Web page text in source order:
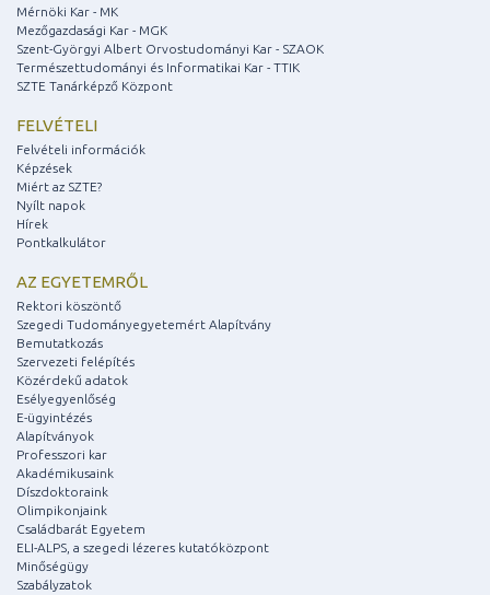
Mérnöki Kar - MK
Mezőgazdasági Kar - MGK
Szent-Györgyi Albert Orvostudományi Kar - SZAOK
Természettudományi és Informatikai Kar - TTIK
SZTE Tanárképző Központ
FELVÉTELI
Felvételi információk
Képzések
Miért az SZTE?
Nyílt napok
Hírek
Pontkalkulátor
AZ EGYETEMRŐL
Rektori köszöntő
Szegedi Tudományegyetemért Alapítvány
Bemutatkozás
Szervezeti felépítés
Közérdekű adatok
Esélyegyenlőség
E-ügyintézés
Alapítványok
Professzori kar
Akadémikusaink
Díszdoktoraink
Olimpikonjaink
Családbarát Egyetem
ELI-ALPS, a szegedi lézeres kutatóközpont
Minőségügy
Szabályzatok